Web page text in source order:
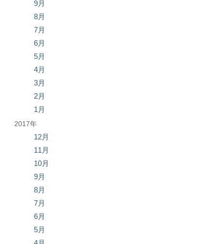
9月
8月
7月
6月
5月
4月
3月
2月
1月
2017年
12月
11月
10月
9月
8月
7月
6月
5月